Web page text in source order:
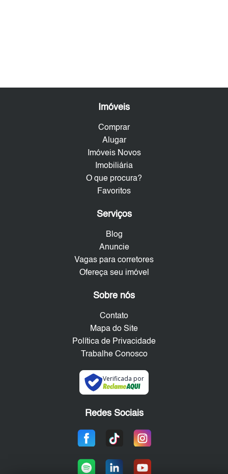
Imóveis
Comprar
Alugar
Imóveis Novos
Imobiliária
O que procura?
Favoritos
Serviços
Blog
Anuncie
Vagas para corretores
Ofereça seu imóvel
Sobre nós
Contato
Mapa do Site
Política de Privacidade
Trabalhe Conosco
Verificada por
Redes Sociais